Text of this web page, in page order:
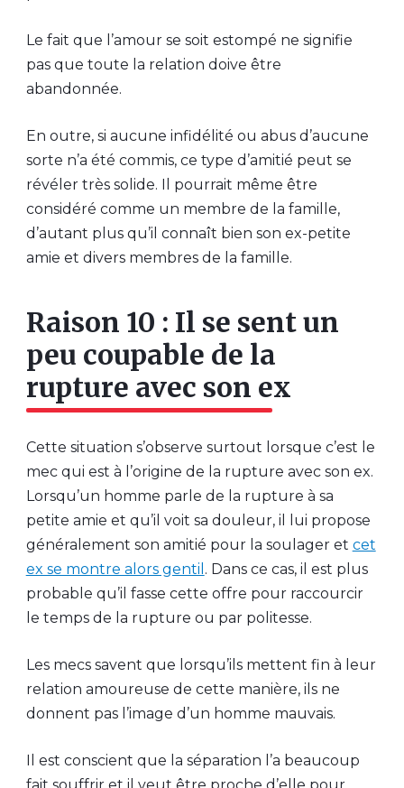
Le fait que l’amour se soit estompé ne signifie
pas que toute la relation doive être
abandonnée.
En outre, si aucune infidélité ou abus d’aucune
sorte n’a été commis, ce type d’amitié peut se
révéler très solide. Il pourrait même être
considéré comme un membre de la famille,
d’autant plus qu’il connaît bien son ex-petite
amie et divers membres de la famille.
Raison 10 : Il se sent un
peu coupable de la
rupture avec son ex
Cette situation s’observe surtout lorsque c’est le
mec qui est à l’origine de la rupture avec son ex.
Lorsqu’un homme parle de la rupture à sa
petite amie et qu’il voit sa douleur, il lui propose
généralement son amitié pour la soulager et cet
ex se montre alors gentil . Dans ce cas, il est plus
probable qu’il fasse cette offre pour raccourcir
le temps de la rupture ou par politesse.
Les mecs savent que lorsqu’ils mettent fin à leur
relation amoureuse de cette manière, ils ne
donnent pas l’image d’un homme mauvais.
Il est conscient que la séparation l’a beaucoup